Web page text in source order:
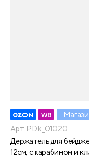
Арт. PDk_01020
Держатель для
12см, с карабином и